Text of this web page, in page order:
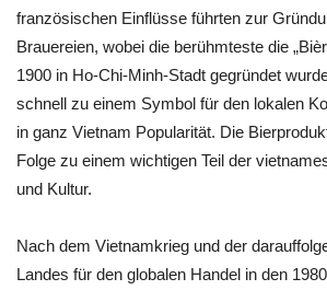
französischen Einflüsse führten zur
Brauereien, wobei die berühmteste die
1900 in Ho-Chi-Minh-Stadt gegründet
schnell zu einem Symbol für den lokalen
in ganz Vietnam Popularität. Die
Folge zu einem wichtigen Teil der
und Kultur.
Nach dem Vietnamkrieg und der
Landes für den globalen Handel in den